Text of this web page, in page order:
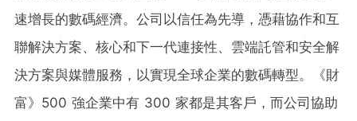
速增長的數碼經濟。公司以信任為先導，憑藉協作和互
聯解決方案、核心和下一代連接性、雲端託管和安全解
決方案與媒體服務，以實現全球企業的數碼轉型。《財
富》500 強企業中有 300 家都是其客戶，而公司協助